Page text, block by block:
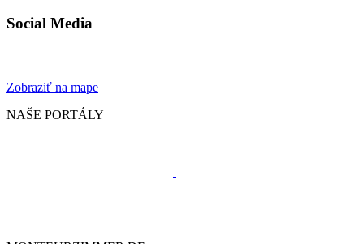
Social Media
Zobraziť na mape
NAŠE PORTÁLY